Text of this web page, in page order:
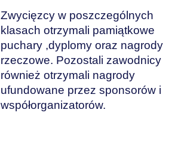
Zwycięzcy w poszczególnych
klasach otrzymali pamiątkowe
puchary ,dyplomy oraz nagrody
rzeczowe. Pozostali zawodnicy
również otrzymali nagrody
ufundowane przez sponsorów i
współorganizatorów.